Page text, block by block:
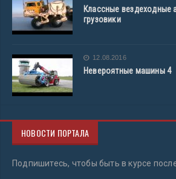
Классные вездеходные
грузовики
12.08.2016
Невероятные машины 4
НОВОСТИ ПОРТАЛА
Подпишитесь, чтобы быть в курсе